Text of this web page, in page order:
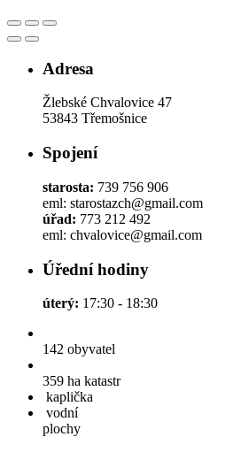
Adresa
Žlebské Chvalovice 47
53843 Třemošnice
Spojení
starosta: 739 756 906
eml: starostazch@gmail.com
úřad: 773 212 492
eml: chvalovice@gmail.com
Úřední hodiny
úterý: 17:30 - 18:30
142 obyvatel
359 ha katastr
kaplička
vodní
plochy